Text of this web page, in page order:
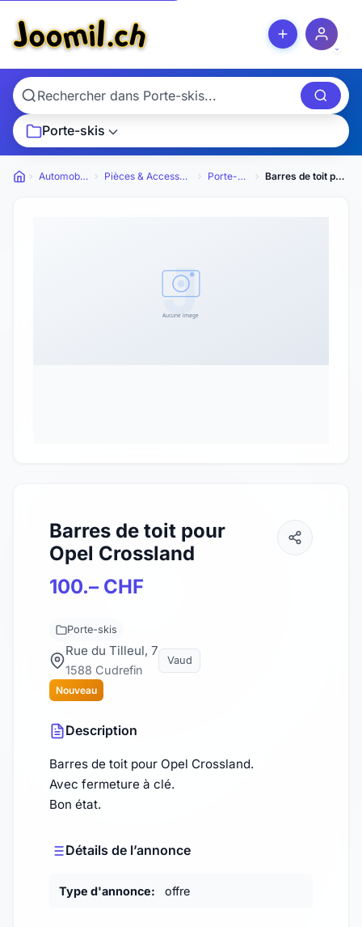
Porte-skis
Petites annonces
Automobiles Pièces & Accessoires Porte-skis Barres de toit pour Opel Crossland
Barres de toit pour
Opel Crossland
100.– CHF
Porte-skis
Rue du Tilleul, 7
1588 Cudrefin
Vaud
Nouveau
Description
Barres de toit pour Opel Crossland.
Avec fermeture à clé.
Bon état.
Détails de l’annonce
Type d'annonce: offre